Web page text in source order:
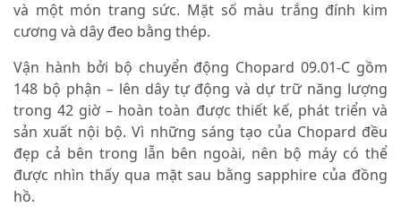
và một món trang sức. Mặt số màu trắng đính kim
cương và dây đeo bằng thép.
Vận hành bởi bộ chuyển động Chopard 09.01-C gồm
148 bộ phận – lên dây tự động và dự trữ năng lượng
trong 42 giờ – hoàn toàn được thiết kế, phát triển và
sản xuất nội bộ. Vì những sáng tạo của Chopard đều
đẹp cả bên trong lẫn bên ngoài, nên bộ máy có thể
được nhìn thấy qua mặt sau bằng sapphire của đồng
hồ.